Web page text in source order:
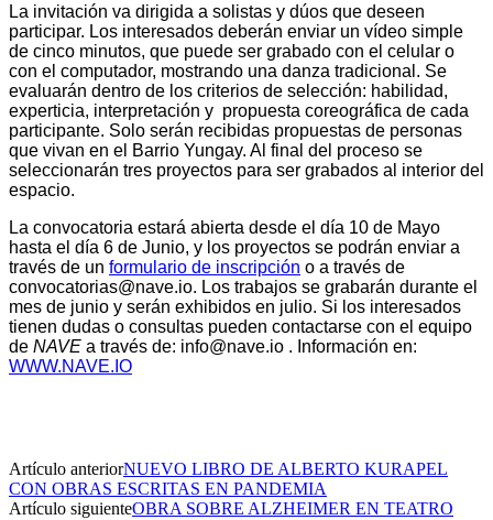
La invitación va dirigida a solistas y dúos que deseen
participar. Los interesados deberán enviar un vídeo simple
de cinco minutos, que puede ser grabado con el celular o
con el computador, mostrando una danza tradicional. Se
evaluarán dentro de los criterios de selección: habilidad,
experticia, interpretación y propuesta coreográfica de cada
participante. Solo serán recibidas propuestas de personas
que vivan en el Barrio Yungay. Al final del proceso se
seleccionarán tres proyectos para ser grabados al interior del
espacio.
La convocatoria estará abierta desde el día 10 de Mayo
hasta el día 6 de Junio, y los proyectos se podrán enviar a
través de un formulario de inscripción o a través de
convocatorias@nave.io. Los trabajos se grabarán durante el
mes de junio y serán exhibidos en julio. Si los interesados
tienen dudas o consultas pueden contactarse con el equipo
de NAVE a través de: info@nave.io . Información en:
WWW.NAVE.IO
Artículo anteriorNUEVO LIBRO DE ALBERTO KURAPEL
CON OBRAS ESCRITAS EN PANDEMIA
Artículo siguienteOBRA SOBRE ALZHEIMER EN TEATRO